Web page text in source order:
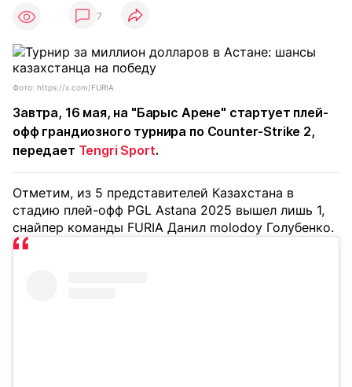
7
Фото: https://x.com/FURIA
Завтра, 16 мая, на "Барыс Арене" стартует плей-
офф грандиозного турнира по Counter-Strike 2,
передает Tengri Sport.
Отметим, из 5 представителей Казахстана в
стадию плей-офф PGL Astana 2025 вышел лишь 1,
снайпер команды FURIA Данил molodoy Голубенко.